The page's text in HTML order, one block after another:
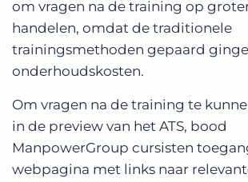
om vragen na de training op
handelen, omdat de traditionele
trainingsmethoden gepaard
onderhoudskosten.
Om vragen na de training te
in de preview van het ATS, bood
ManpowerGroup cursisten
webpagina met links naar